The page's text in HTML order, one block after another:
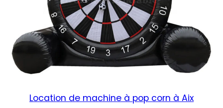
Location de machine à pop corn à Aix